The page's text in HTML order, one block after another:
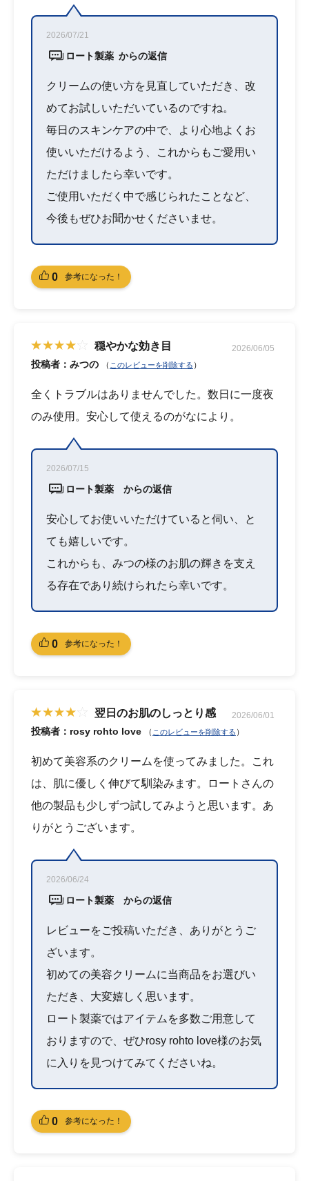
ロート製薬 からの返信
2026/07/21
クリームの使い方を見直していただき、改
めてお試しいただいているのですね。
毎日のスキンケアの中で、より心地よくお
使いいただけるよう、これからもご愛用い
ただけましたら幸いです。
ご使用いただく中で感じられたことなど、
今後もぜひお聞かせくださいませ。
0 参考になった！
穏やかな効き目 2026/06/05
投稿者：みつの （ このレビューを削除する ）
全くトラブルはありませんでした。数日に一度夜
のみ使用。安心して使えるのがなにより。
ロート製薬 からの返信
2026/07/15
安心してお使いいただけていると伺い、と
ても嬉しいです。
これからも、みつの様のお肌の輝きを支え
る存在であり続けられたら幸いです。
0 参考になった！
翌日のお肌のしっとり感 2026/06/01
投稿者：rosy rohto love （ このレビューを削除する ）
初めて美容系のクリームを使ってみました。これ
は、肌に優しく伸びて馴染みます。ロートさんの
他の製品も少しずつ試してみようと思います。あ
りがとうございます。
ロート製薬 からの返信
2026/06/24
レビューをご投稿いただき、ありがとうご
ざいます。
初めての美容クリームに当商品をお選びい
ただき、大変嬉しく思います。
ロート製薬ではアイテムを多数ご用意して
おりますので、ぜひrosy rohto love様のお気
に入りを見つけてみてくださいね。
0 参考になった！